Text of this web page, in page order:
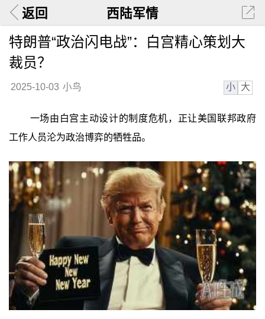
返回 西陆军情
特朗普“政治闪电战”：白宫精心策划大
裁员？
2025-10-03 小鸟 小 大
一场由白宫主动设计的制度危机，正让美国联邦政府
工作人员沦为政治博弈的牺牲品。